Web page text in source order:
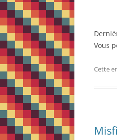
Vous
Cette